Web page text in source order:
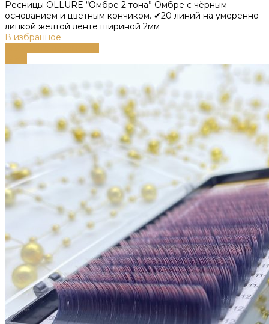
Ресницы OLLURE “Омбре 2 тона” Омбре с чёрным
основанием и цветным кончиком. ✔20 линий на умеренно-
липкой жёлтой ленте шириной 2мм
В избранное